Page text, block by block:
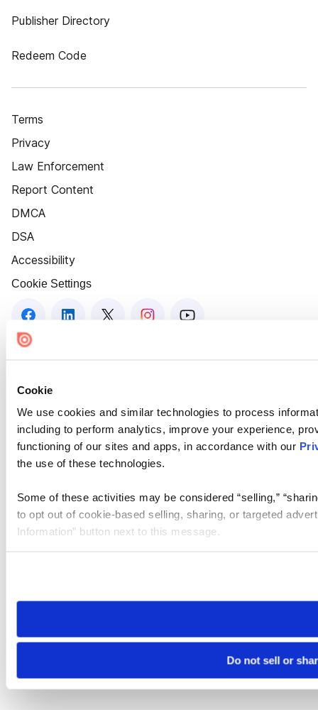
Cookie
We use cookies and similar technologies to process
including to perform analytics, improve your experience,
functioning of our sites and apps, in accordance with our
the use of these technologies.
Some of these activities may be considered “selling,”
to opt out of cookie-based selling, sharing, or targeted
Information” button next to this message.
need to be set again.
Do not sell or
Publisher Directory
Redeem Code
Terms
Privacy
Law Enforcement
Report Content
DMCA
DSA
Accessibility
Cookie Settings